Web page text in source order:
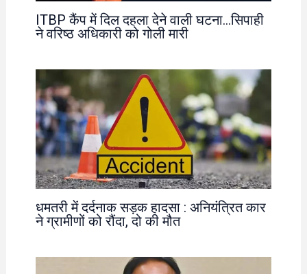
ITBP कैंप में दिल दहला देने वाली घटना…सिपाही
ने वरिष्ठ अधिकारी को गोली मारी
धमतरी में दर्दनाक सड़क हादसा : अनियंत्रित कार
ने ग्रामीणों को रौंदा, दो की मौत